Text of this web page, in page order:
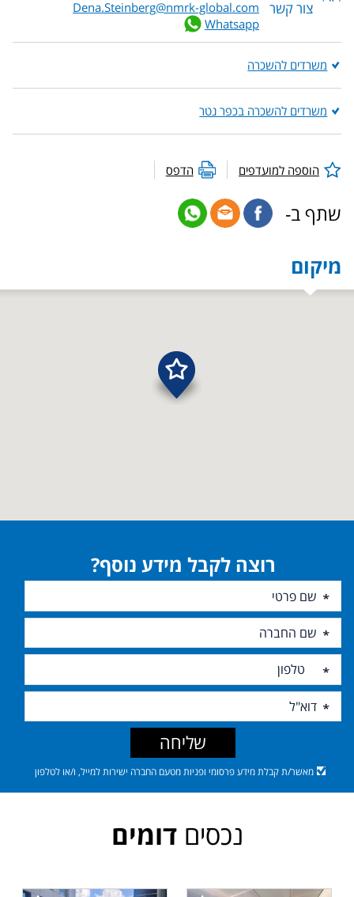
צור קשר
Dena.Steinberg@nmrk-global.com
Whatsapp
משרדים להשכרה
משרדים להשכרה בכפר נטר
הוספה למועדפים הדפס
שתף ב-
מיקום
רוצה לקבל מידע נוסף?
מאשר/ת קבלת מידע פרסומי ופניות מטעם החברה ישירות למייל, ו/או לטלפון
שליחה
נכסיםדומים